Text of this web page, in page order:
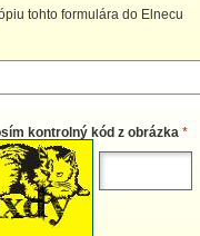
tohto formulára do Elnecu
kontrolný kód z obrázka *